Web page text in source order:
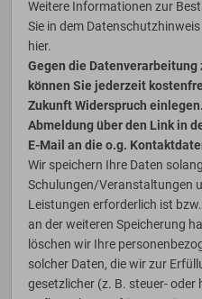
Weitere Informationen zur
Sie in dem
hier.
Gegen die Datenverarbeitung
können Sie jederzeit
Zukunft Widerspruch
Abmeldung über den Link in
E-Mail an die o.g.
Wir speichern Ihre Daten
Schulungen/Veranstaltungen
Leistungen erforderlich ist
an der weiteren Speicherung
löschen wir Ihre
solcher Daten, die wir zur
gesetzlicher (z. B. steuer- oder